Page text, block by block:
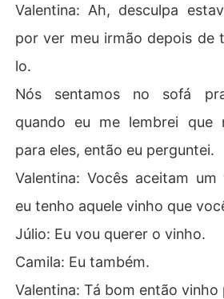
Valentina: Ah, desculpa
por ver meu irmão depois de
lo.
Nós sentamos no sofá
quando eu me lembrei que
para eles, então eu perguntei.
Valentina: Vocês aceitam
eu tenho aquele vinho que
Júlio: Eu vou querer o vinho.
Camila: Eu também.
Valentina: Tá bom então